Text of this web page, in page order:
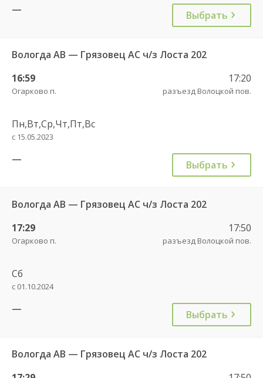
—
Выбрать
Вологда АВ — Грязовец АС ч/з Лоста 202
16:59
Огарково п.
17:20
разъезд Волоцкой пов.
Пн,Вт,Ср,Чт,Пт,Вс
с 15.05.2023
— Выбрать
Вологда АВ — Грязовец АС ч/з Лоста 202
17:29
Огарково п.
17:50
разъезд Волоцкой пов.
Сб
с 01.10.2024
— Выбрать
Вологда АВ — Грязовец АС ч/з Лоста 202